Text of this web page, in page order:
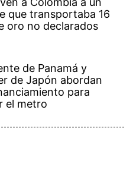
que transportaba 16
oro no declarados
de Panamá y
de Japón abordan
para
el metro